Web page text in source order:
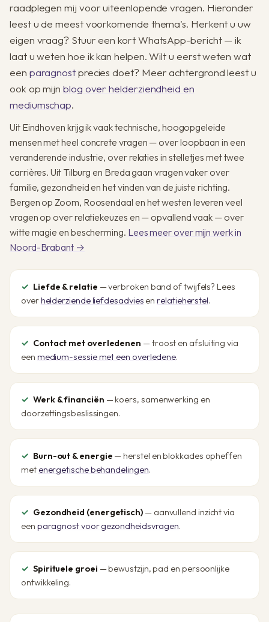
raadplegen mij voor uiteenlopende vragen. Hieronder
leest u de meest voorkomende thema's. Herkent u uw
eigen vraag? Stuur een kort WhatsApp-bericht — ik
laat u weten hoe ik kan helpen. Wilt u eerst weten wat
een paragnostprecies doet? Meer achtergrond leest u
ook op mijnblog over helderziendheid en
mediumschap.
Uit Eindhoven krijg ik vaak technische, hoogopgeleide
mensen met heel concrete vragen — over loopbaan in een
veranderende industrie, over relaties in stelletjes met twee
carrières. Uit Tilburg en Breda gaan vragen vaker over
familie, gezondheid en het vinden van de juiste richting.
Bergen op Zoom, Roosendaal en het westen leveren veel
vragen op over relatiekeuzes en — opvallend vaak — over
witte magie en bescherming. Lees meer over mijn werk in
Noord-Brabant →
Liefde & relatie — verbroken band of twijfels? Lees
overhelderziende liefdesadvies enrelatieherstel.
Contact met overledenen — troost en afsluiting via
een medium-sessie met een overledene.
Werk & financiën — koers, samenwerking en
doorzettingsbeslissingen.
Burn-out & energie — herstel en blokkades opheffen
met energetische behandelingen.
Gezondheid (energetisch) — aanvullend inzicht via
een paragnost voor gezondheidsvragen.
Spirituele groei — bewustzijn, pad en persoonlijke
ontwikkeling.